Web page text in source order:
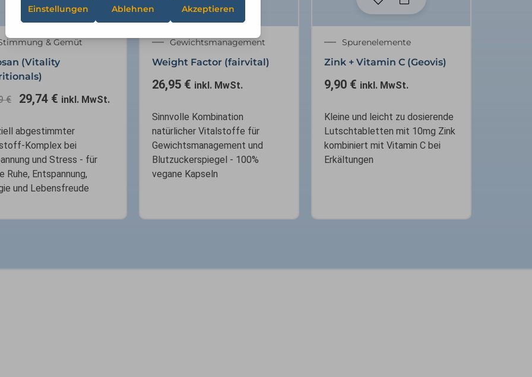
& Gemüt
(Vitality
€
Ursprünglicher
Preis
war:
34,99 €
29,74 €
Aktueller
ist:
inkl. MwSt.
abgestimmter
Komplex bei
und Stress - für
Ruhe, Entspannung,
und Lebensfreude
Gewichtsmanagement
Weight Factor (fairvital)
26,95 € inkl. MwSt.
Sinnvolle Kombination
natürlicher Vitalstoffe für
Gewichtsmanagement und
Blutzuckerspiegel - 100%
vegane Kapseln
Spurenelemente
Zink + Vitamin C (Geovis)
9,90 € inkl. MwSt.
Kleine und leicht zu dosierende
Lutschtabletten mit 10mg Zink
kombiniert mit Vitamin C bei
Erkältungen